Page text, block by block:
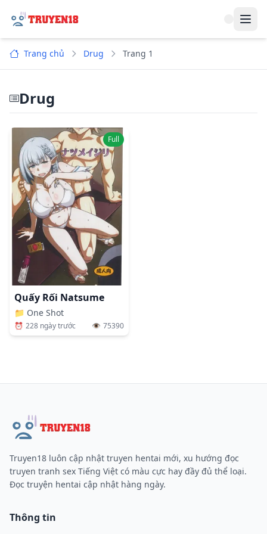
Trang chủ Drug Trang 1
Drug
Full
Quấy Rối Natsume
📁 One Shot
⏰ 228 ngày trước 👁️ 75390
Truyen18 luôn cập nhật truyen hentai mới, xu hướng đọc
truyen tranh sex Tiếng Việt có màu cực hay đầy đủ thể loại.
Đọc truyện hentai cập nhật hàng ngày.
Thông tin